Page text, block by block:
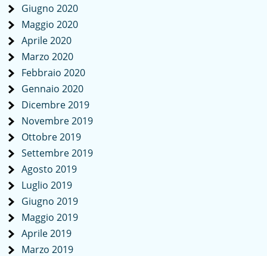
Giugno 2020
Maggio 2020
Aprile 2020
Marzo 2020
Febbraio 2020
Gennaio 2020
Dicembre 2019
Novembre 2019
Ottobre 2019
Settembre 2019
Agosto 2019
Luglio 2019
Giugno 2019
Maggio 2019
Aprile 2019
Marzo 2019